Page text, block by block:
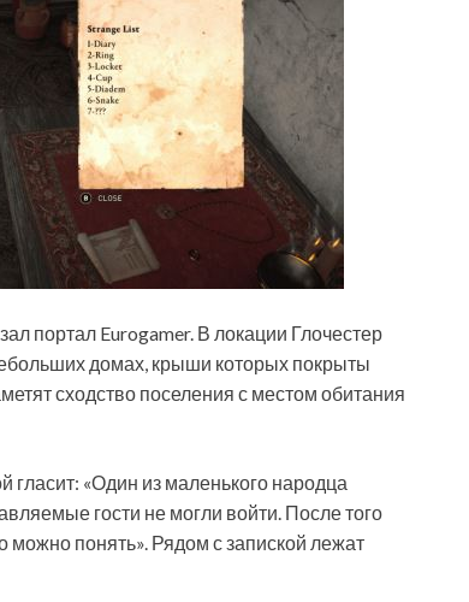
портал Eurogamer. В локации Глочестер
домах, крыши которых покрыты
сходство поселения с местом обитания
гласит: «Один из маленького народца
гости не могли войти. После того
можно понять». Рядом с запиской лежат